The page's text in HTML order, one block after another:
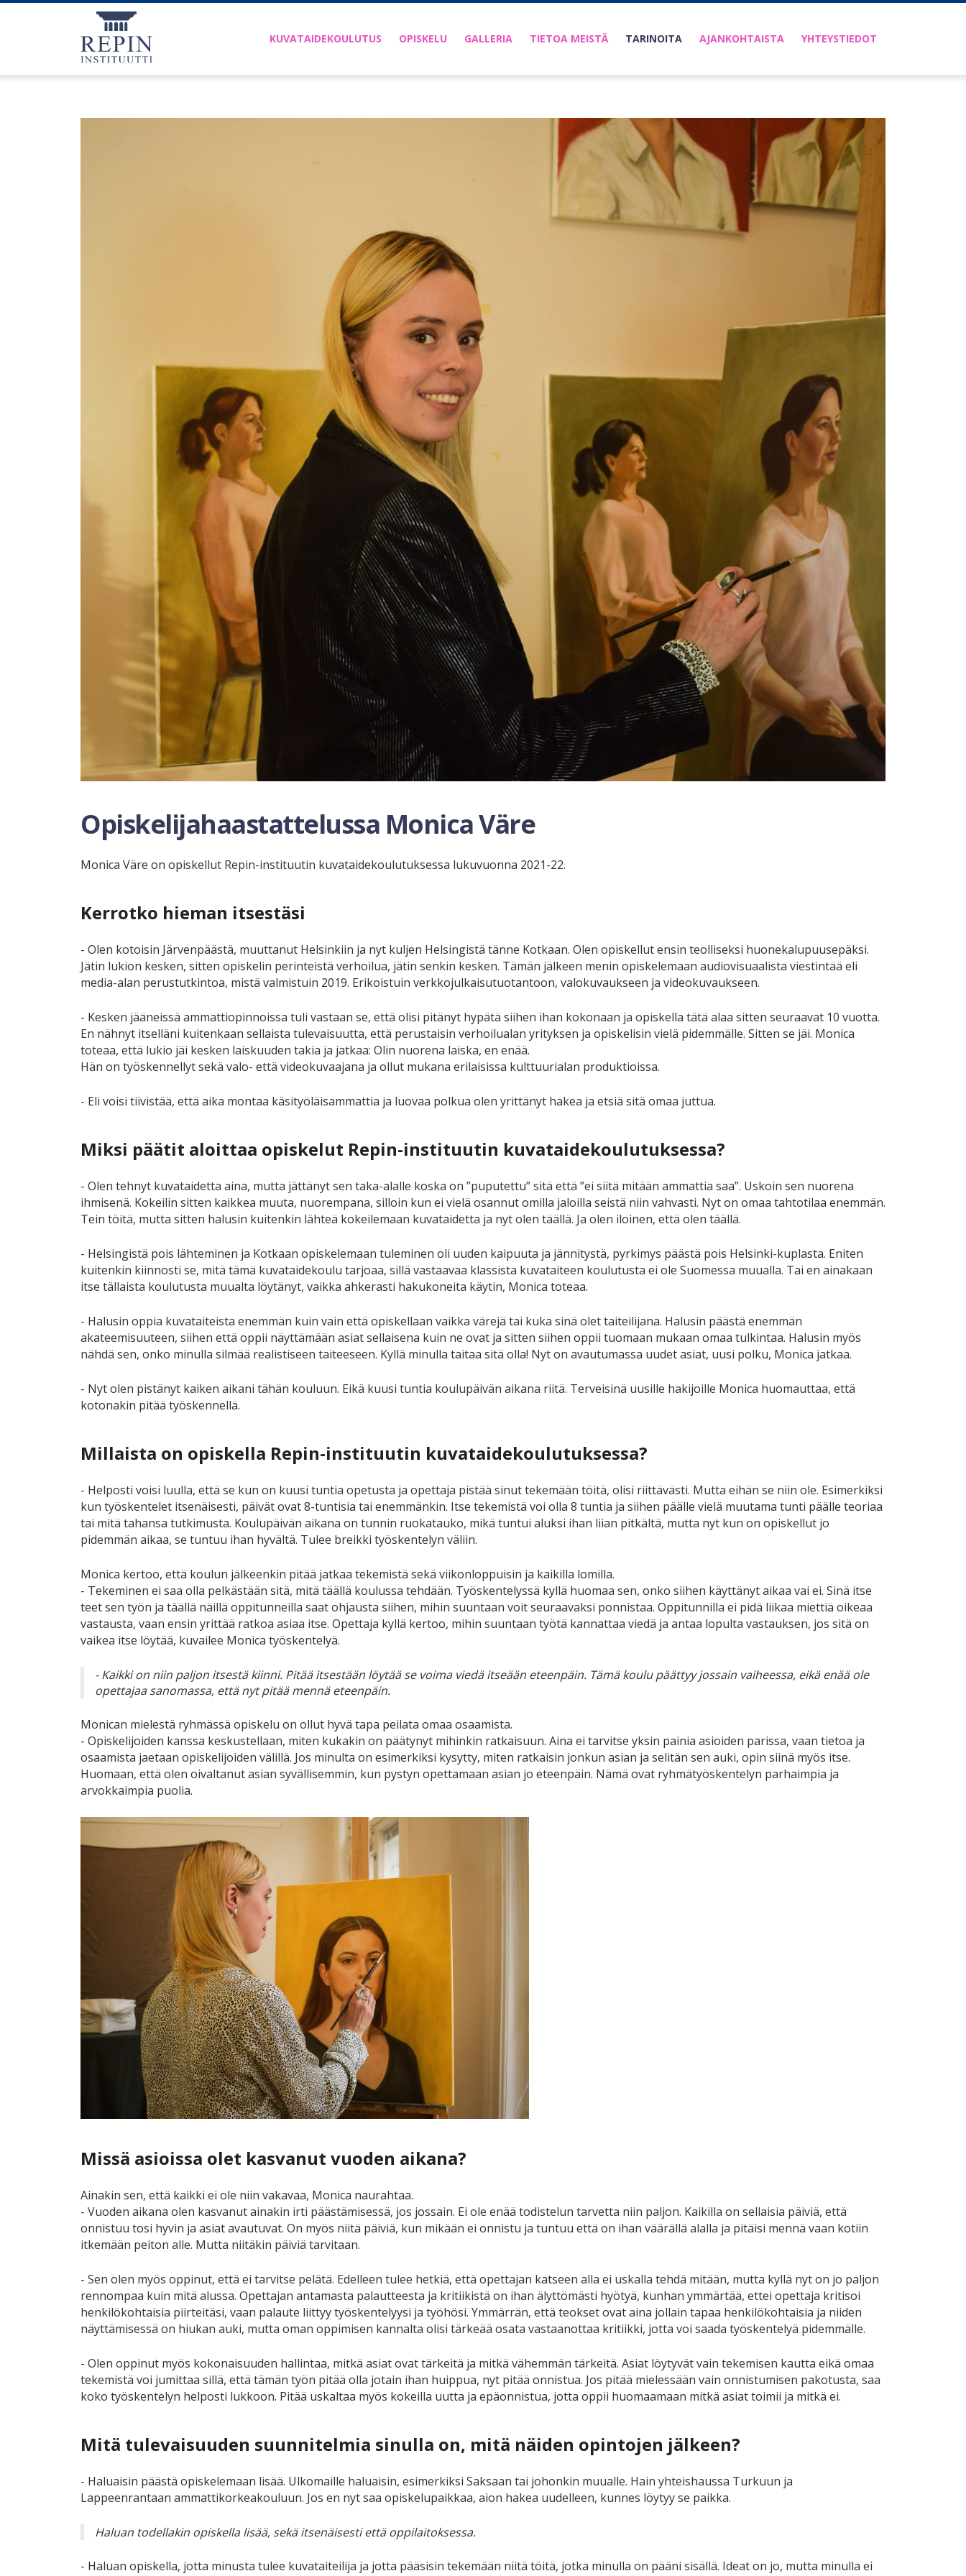
KUVATAIDEKOULUTUS OPISKELU GALLERIA TIETOA MEISTÄ TARINOITA AJANKOHTAISTA YHTEYSTIEDOT
Opiskelijahaastattelussa Monica Väre
Monica Väre on opiskellut Repin-instituutin kuvataidekoulutuksessa lukuvuonna 2021-22.
Kerrotko hieman itsestäsi
- Olen kotoisin Järvenpäästä, muuttanut Helsinkiin ja nyt kuljen Helsingistä tänne Kotkaan. Olen opiskellut ensin teolliseksi huonekalupuusepäksi.
Jätin lukion kesken, sitten opiskelin perinteistä verhoilua, jätin senkin kesken. Tämän jälkeen menin opiskelemaan audiovisuaalista viestintää eli
media-alan perustutkintoa, mistä valmistuin 2019. Erikoistuin verkkojulkaisutuotantoon, valokuvaukseen ja videokuvaukseen.
- Kesken jääneissä ammattiopinnoissa tuli vastaan se, että olisi pitänyt hypätä siihen ihan kokonaan ja opiskella tätä alaa sitten seuraavat 10 vuotta.
En nähnyt itselläni kuitenkaan sellaista tulevaisuutta, että perustaisin verhoilualan yrityksen ja opiskelisin vielä pidemmälle. Sitten se jäi. Monica
toteaa, että lukio jäi kesken laiskuuden takia ja jatkaa: Olin nuorena laiska, en enää.
Hän on työskennellyt sekä valo- että videokuvaajana ja ollut mukana erilaisissa kulttuurialan produktioissa.
- Eli voisi tiivistää, että aika montaa käsityöläisammattia ja luovaa polkua olen yrittänyt hakea ja etsiä sitä omaa juttua.
Miksi päätit aloittaa opiskelut Repin-instituutin kuvataidekoulutuksessa?
- Olen tehnyt kuvataidetta aina, mutta jättänyt sen taka-alalle koska on ”puputettu” sitä että ”ei siitä mitään ammattia saa”. Uskoin sen nuorena
ihmisenä. Kokeilin sitten kaikkea muuta, nuorempana, silloin kun ei vielä osannut omilla jaloilla seistä niin vahvasti. Nyt on omaa tahtotilaa enemmän.
Tein töitä, mutta sitten halusin kuitenkin lähteä kokeilemaan kuvataidetta ja nyt olen täällä. Ja olen iloinen, että olen täällä.
- Helsingistä pois lähteminen ja Kotkaan opiskelemaan tuleminen oli uuden kaipuuta ja jännitystä, pyrkimys päästä pois Helsinki-kuplasta. Eniten
kuitenkin kiinnosti se, mitä tämä kuvataidekoulu tarjoaa, sillä vastaavaa klassista kuvataiteen koulutusta ei ole Suomessa muualla. Tai en ainakaan
itse tällaista koulutusta muualta löytänyt, vaikka ahkerasti hakukoneita käytin, Monica toteaa.
- Halusin oppia kuvataiteista enemmän kuin vain että opiskellaan vaikka värejä tai kuka sinä olet taiteilijana. Halusin päästä enemmän
akateemisuuteen, siihen että oppii näyttämään asiat sellaisena kuin ne ovat ja sitten siihen oppii tuomaan mukaan omaa tulkintaa. Halusin myös
nähdä sen, onko minulla silmää realistiseen taiteeseen. Kyllä minulla taitaa sitä olla! Nyt on avautumassa uudet asiat, uusi polku, Monica jatkaa.
- Nyt olen pistänyt kaiken aikani tähän kouluun. Eikä kuusi tuntia koulupäivän aikana riitä. Terveisinä uusille hakijoille Monica huomauttaa, että
kotonakin pitää työskennellä.
Millaista on opiskella Repin-instituutin kuvataidekoulutuksessa?
- Helposti voisi luulla, että se kun on kuusi tuntia opetusta ja opettaja pistää sinut tekemään töitä, olisi riittävästi. Mutta eihän se niin ole. Esimerkiksi
kun työskentelet itsenäisesti, päivät ovat 8-tuntisia tai enemmänkin. Itse tekemistä voi olla 8 tuntia ja siihen päälle vielä muutama tunti päälle teoriaa
tai mitä tahansa tutkimusta. Koulupäivän aikana on tunnin ruokatauko, mikä tuntui aluksi ihan liian pitkältä, mutta nyt kun on opiskellut jo
pidemmän aikaa, se tuntuu ihan hyvältä. Tulee breikki työskentelyn väliin.
Monica kertoo, että koulun jälkeenkin pitää jatkaa tekemistä sekä viikonloppuisin ja kaikilla lomilla.
- Tekeminen ei saa olla pelkästään sitä, mitä täällä koulussa tehdään. Työskentelyssä kyllä huomaa sen, onko siihen käyttänyt aikaa vai ei. Sinä itse
teet sen työn ja täällä näillä oppitunneilla saat ohjausta siihen, mihin suuntaan voit seuraavaksi ponnistaa. Oppitunnilla ei pidä liikaa miettiä oikeaa
vastausta, vaan ensin yrittää ratkoa asiaa itse. Opettaja kyllä kertoo, mihin suuntaan työtä kannattaa viedä ja antaa lopulta vastauksen, jos sitä on
vaikea itse löytää, kuvailee Monica työskentelyä.
- Kaikki on niin paljon itsestä kiinni. Pitää itsestään löytää se voima viedä itseään eteenpäin. Tämä koulu päättyy jossain vaiheessa, eikä enää ole
opettajaa sanomassa, että nyt pitää mennä eteenpäin.
Monican mielestä ryhmässä opiskelu on ollut hyvä tapa peilata omaa osaamista.
- Opiskelijoiden kanssa keskustellaan, miten kukakin on päätynyt mihinkin ratkaisuun. Aina ei tarvitse yksin painia asioiden parissa, vaan tietoa ja
osaamista jaetaan opiskelijoiden välillä. Jos minulta on esimerkiksi kysytty, miten ratkaisin jonkun asian ja selitän sen auki, opin siinä myös itse.
Huomaan, että olen oivaltanut asian syvällisemmin, kun pystyn opettamaan asian jo eteenpäin. Nämä ovat ryhmätyöskentelyn parhaimpia ja
arvokkaimpia puolia.
Missä asioissa olet kasvanut vuoden aikana?
Ainakin sen, että kaikki ei ole niin vakavaa, Monica naurahtaa.
- Vuoden aikana olen kasvanut ainakin irti päästämisessä, jos jossain. Ei ole enää todistelun tarvetta niin paljon. Kaikilla on sellaisia päiviä, että
onnistuu tosi hyvin ja asiat avautuvat. On myös niitä päiviä, kun mikään ei onnistu ja tuntuu että on ihan väärällä alalla ja pitäisi mennä vaan kotiin
itkemään peiton alle. Mutta niitäkin päiviä tarvitaan.
- Sen olen myös oppinut, että ei tarvitse pelätä. Edelleen tulee hetkiä, että opettajan katseen alla ei uskalla tehdä mitään, mutta kyllä nyt on jo paljon
rennompaa kuin mitä alussa. Opettajan antamasta palautteesta ja kritiikistä on ihan älyttömästi hyötyä, kunhan ymmärtää, ettei opettaja kritisoi
henkilökohtaisia piirteitäsi, vaan palaute liittyy työskentelyysi ja työhösi. Ymmärrän, että teokset ovat aina jollain tapaa henkilökohtaisia ja niiden
näyttämisessä on hiukan auki, mutta oman oppimisen kannalta olisi tärkeää osata vastaanottaa kritiikki, jotta voi saada työskentelyä pidemmälle.
- Olen oppinut myös kokonaisuuden hallintaa, mitkä asiat ovat tärkeitä ja mitkä vähemmän tärkeitä. Asiat löytyvät vain tekemisen kautta eikä omaa
tekemistä voi jumittaa sillä, että tämän työn pitää olla jotain ihan huippua, nyt pitää onnistua. Jos pitää mielessään vain onnistumisen pakotusta, saa
koko työskentelyn helposti lukkoon. Pitää uskaltaa myös kokeilla uutta ja epäonnistua, jotta oppii huomaamaan mitkä asiat toimii ja mitkä ei.
Mitä tulevaisuuden suunnitelmia sinulla on, mitä näiden opintojen jälkeen?
- Haluaisin päästä opiskelemaan lisää. Ulkomaille haluaisin, esimerkiksi Saksaan tai johonkin muualle. Hain yhteishaussa Turkuun ja
Lappeenrantaan ammattikorkeakouluun. Jos en nyt saa opiskelupaikkaa, aion hakea uudelleen, kunnes löytyy se paikka.
Haluan todellakin opiskella lisää, sekä itsenäisesti että oppilaitoksessa.
- Haluan opiskella, jotta minusta tulee kuvataiteilija ja jotta pääsisin tekemään niitä töitä, jotka minulla on pääni sisällä. Ideat on jo, mutta minulla ei